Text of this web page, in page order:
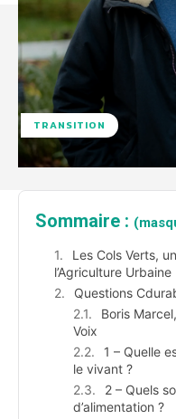
TRANSITION
Sommaire :
Les Cols Verts,
l’Agriculture Urbaine
Questions
Boris
Voix
1 – Quelle
le vivant ?
2 – Quels
d’alimentation ?